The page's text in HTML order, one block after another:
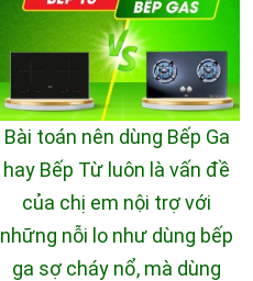
Bài toán nên dùng Bếp Ga
hay Bếp Từ luôn là vấn đề
của chị em nội trợ với
những nỗi lo như dùng bếp
ga sợ cháy nổ, mà dùng